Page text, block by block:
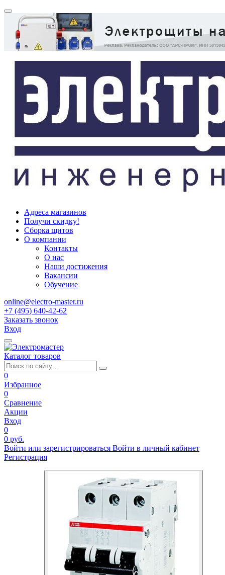
Адреса магазинов
Получи скидку!
Сборка щитов
О компании
Контакты
О нас
Наши достижения
Вакансии
Обучение
online@electro-master.ru
+7 (495) 640-42-62
Заказать звонок
Вход
Каталог товаров
0
Избранное
0
Сравнение
Акции
Вход
0
0 руб.
Войти или зарегистрироваться Войти в личный кабинет
Регистрация